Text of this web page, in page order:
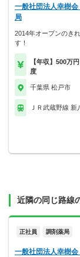
一般社団法人幸樹
局
2014年オープンのき
す！
【年収】500万
度
千葉県 松戸市
ＪＲ武蔵野線 新
近隣の同じ路線
正社員 調剤薬局
一般社団法人幸樹